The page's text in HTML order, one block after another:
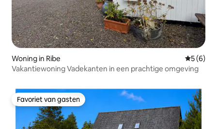
Woning in Ribe
5 (6)
Vakantiewoning Vadekanten in een prachtige omgeving
Favoriet van gasten
Favoriet van gasten